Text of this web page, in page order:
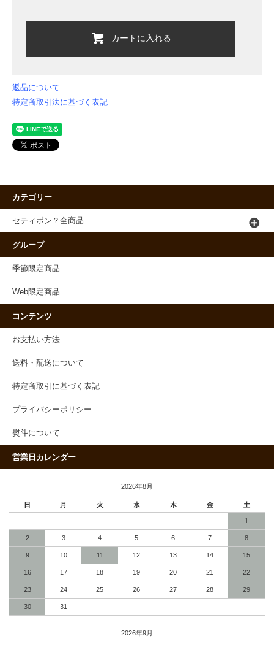
カートに入れる
返品について
特定商取引法に基づく表記
カテゴリー
セティボン？全商品
グループ
季節限定商品
Web限定商品
コンテンツ
お支払い方法
送料・配送について
特定商取引に基づく表記
プライバシーポリシー
熨斗について
営業日カレンダー
2026年8月
日 月 火 水 木 金 土
1
2 3 4 5 6 7 8
9 10 11 12 13 14 15
16 17 18 19 20 21 22
23 24 25 26 27 28 29
30 31
2026年9月